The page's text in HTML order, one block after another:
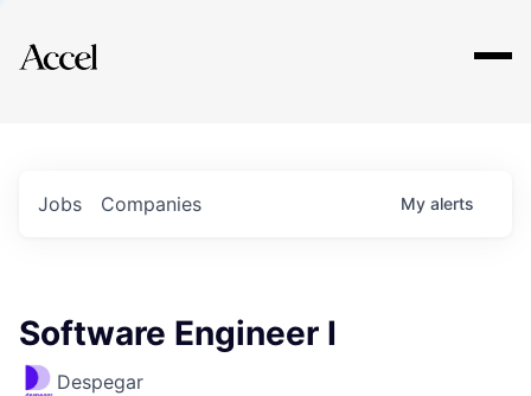
Explore
Jobs Companies My alerts
Software Engineer I
Despegar